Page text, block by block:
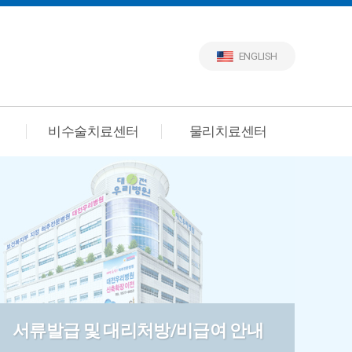
ENGLISH
비수술치료센터 물리치료센터
서류발급 및 대리처방/비급여 안내